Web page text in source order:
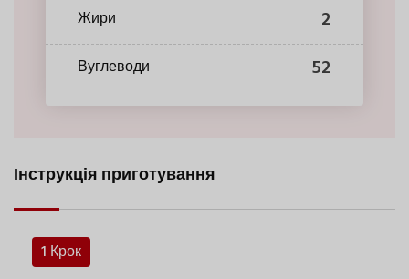
Жири 2
Вуглеводи 52
Інструкція приготування
1 Крок